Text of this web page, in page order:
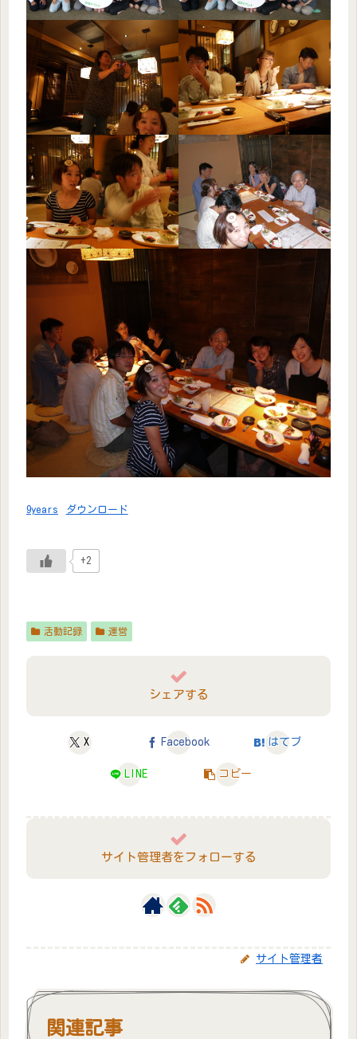
9years ダウンロード
+2
活動記録 運営
シェアする
X Facebook はてブ
LINE コピー
サイト管理者をフォローする
サイト管理者
関連記事